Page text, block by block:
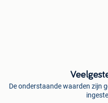
De onderstaande waarden zijn